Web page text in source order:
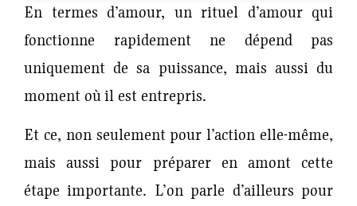
En termes d’amour, un rituel d’amour qui
fonctionne rapidement ne dépend pas
uniquement de sa puissance, mais aussi du
moment où il est entrepris.
Et ce, non seulement pour l’action elle-même,
mais aussi pour préparer en amont cette
étape importante. L’on parle d’ailleurs pour